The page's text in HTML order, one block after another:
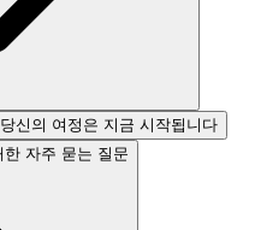
신의 여정은 지금 시작됩니다
자주 묻는 질문